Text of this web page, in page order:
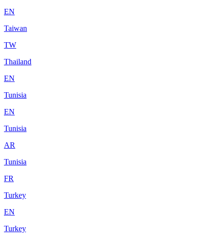
EN
Taiwan
TW
Thailand
EN
Tunisia
EN
Tunisia
AR
Tunisia
FR
Turkey
EN
Turkey